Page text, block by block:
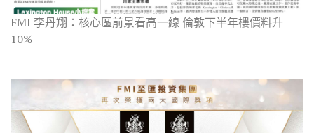
FMI 李丹翔：核心區前景看高一線 倫敦下半年樓價料升
10%